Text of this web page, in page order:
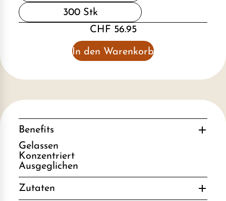
300 Stk
CHF 56.95
In den Warenkorb
Benefits
Gelassen
Konzentriert
Ausgeglichen
Zutaten